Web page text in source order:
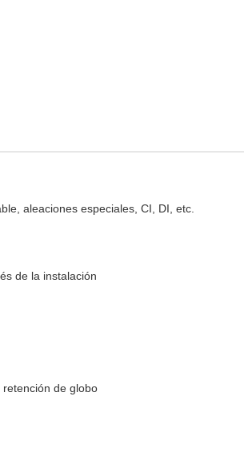
aleaciones especiales, CI, DI, etc.
de la instalación
de globo